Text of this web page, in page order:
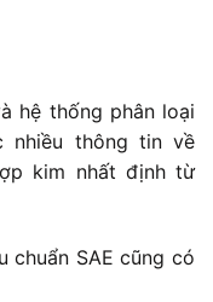
hệ thống phân loại
nhiều thông tin về
kim nhất định từ
chuẩn SAE cũng có